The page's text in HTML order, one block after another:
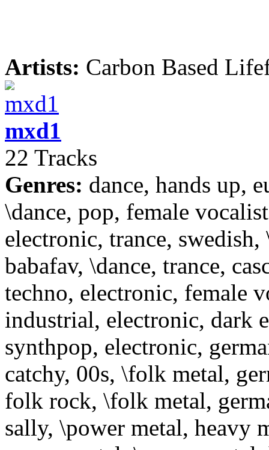
Artists: Carbon Based
mxd1
22 Tracks
Genres: dance, hands up,
\dance, pop, female
electronic, trance, swedish,
babafav, \dance, trance,
techno, electronic, female
industrial, electronic, dark
synthpop, electronic,
catchy, 00s, \folk metal,
folk rock, \folk metal,
sally, \power metal, heavy